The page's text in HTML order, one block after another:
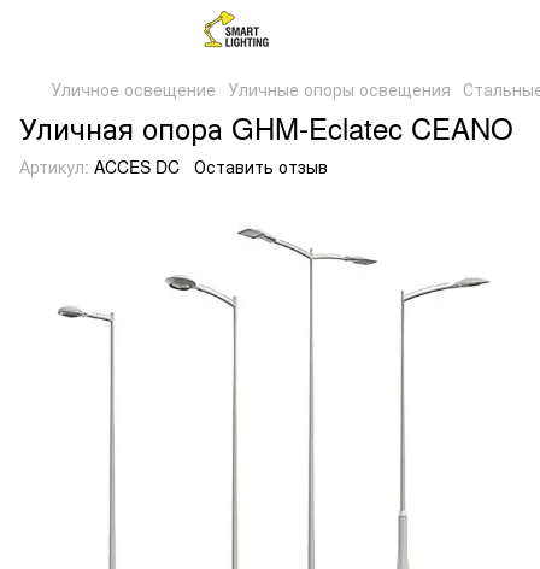
Уличное освещение Уличные опоры освещения
Уличная опора GHM-Eclatec CEANO
Артикул: ACCES DC Оставить отзыв